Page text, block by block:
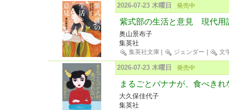
2026-07-23 木曜日 発売中
紫式部の生活と意見 現代用
奥山景布子
集英社
集英社文庫 ジェンダー 文
2026-07-23 木曜日 発売中
まるごとバナナが、食べきれ
大久保佳代子
集英社